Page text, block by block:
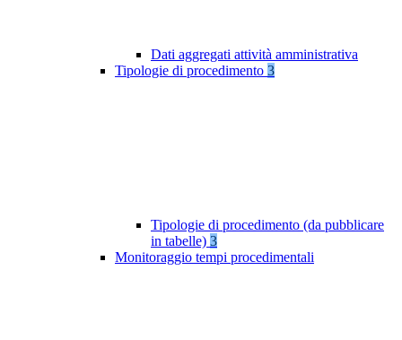
Dati aggregati attività amministrativa
Tipologie di procedimento 3
Tipologie di procedimento (da pubblicare
in tabelle) 3
Monitoraggio tempi procedimentali